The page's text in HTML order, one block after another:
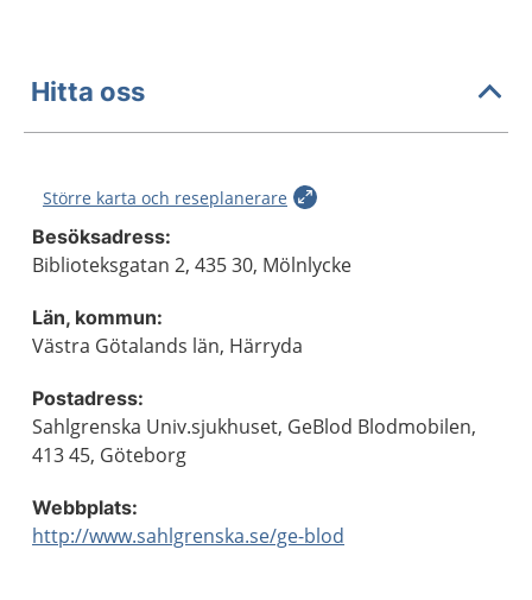
Hitta oss
Större karta och reseplanerare
Besöksadress:
Biblioteksgatan 2, 435 30, Mölnlycke
Län, kommun:
Västra Götalands län, Härryda
Postadress:
Sahlgrenska Univ.sjukhuset, GeBlod Blodmobilen,
413 45, Göteborg
Webbplats:
http://www.sahlgrenska.se/ge-blod